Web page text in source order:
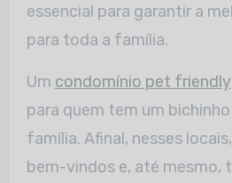
essencial para garantir a
para toda a família.
Um condomínio pet friendly
para quem tem um
família. Afinal, nesses
bem-vindos e, até mesmo,